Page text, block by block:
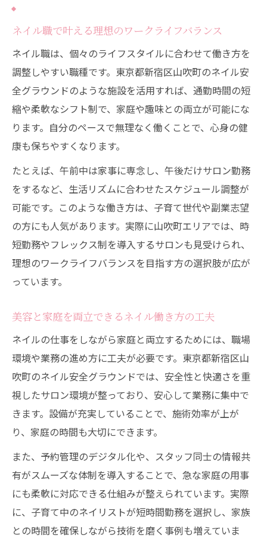
ネイル職で叶える理想のワークライフバランス
ネイル職は、個々のライフスタイルに合わせて働き方を
調整しやすい職種です。東京都新宿区山吹町のネイル安
全グラウンドのような施設を活用すれば、通勤時間の短
縮や柔軟なシフト制で、家庭や趣味との両立が可能にな
ります。自分のペースで無理なく働くことで、心身の健
康も保ちやすくなります。
たとえば、午前中は家事に専念し、午後だけサロン勤務
をするなど、生活リズムに合わせたスケジュール調整が
可能です。このような働き方は、子育て世代や副業志望
の方にも人気があります。実際に山吹町エリアでは、時
短勤務やフレックス制を導入するサロンも見受けられ、
理想のワークライフバランスを目指す方の選択肢が広が
っています。
美容と家庭を両立できるネイル働き方の工夫
ネイルの仕事をしながら家庭と両立するためには、職場
環境や業務の進め方に工夫が必要です。東京都新宿区山
吹町のネイル安全グラウンドでは、安全性と快適さを重
視したサロン環境が整っており、安心して業務に集中で
きます。設備が充実していることで、施術効率が上が
り、家庭の時間も大切にできます。
また、予約管理のデジタル化や、スタッフ同士の情報共
有がスムーズな体制を導入することで、急な家庭の用事
にも柔軟に対応できる仕組みが整えられています。実際
に、子育て中のネイリストが短時間勤務を選択し、家族
との時間を確保しながら技術を磨く事例も増えていま